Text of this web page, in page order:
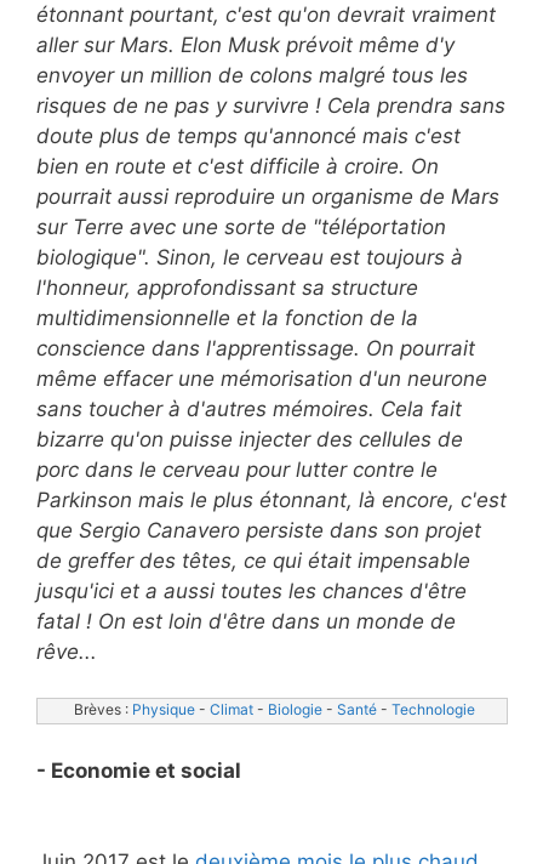
étonnant pourtant, c'est qu'on devrait vraiment
aller sur Mars. Elon Musk prévoit même d'y
envoyer un million de colons malgré tous les
risques de ne pas y survivre ! Cela prendra sans
doute plus de temps qu'annoncé mais c'est
bien en route et c'est difficile à croire. On
pourrait aussi reproduire un organisme de Mars
sur Terre avec une sorte de "téléportation
biologique". Sinon, le cerveau est toujours à
l'honneur, approfondissant sa structure
multidimensionnelle et la fonction de la
conscience dans l'apprentissage. On pourrait
même effacer une mémorisation d'un neurone
sans toucher à d'autres mémoires. Cela fait
bizarre qu'on puisse injecter des cellules de
porc dans le cerveau pour lutter contre le
Parkinson mais le plus étonnant, là encore, c'est
que Sergio Canavero persiste dans son projet
de greffer des têtes, ce qui était impensable
jusqu'ici et a aussi toutes les chances d'être
fatal ! On est loin d'être dans un monde de
rêve...
Brèves : Physique - Climat - Biologie - Santé - Technologie
- Economie et social